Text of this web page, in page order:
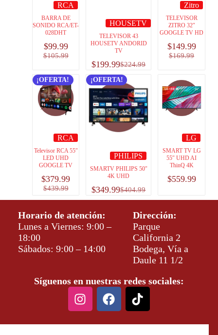
RCA
BARRA DE
SONIDO RCA/ET-
028DHT
$105.99
$99.99
HOUSETV
TELEVISOR 43
HOUSETV ANDORID
TV
$224.99
$199.99
Zitro
TELEVISOR
ZITRO 32″
GOOGLE TV HD
$169.99
$149.99
¡OFERTA!
RCA
Televisor RCA 55″
LED UHD
GOOGLE TV
$439.99
$379.99
¡OFERTA!
PHILIPS
SMARTV PHILIPS 50″
4K UHD
$404.99
$349.99
LG
SMART TV LG
55″ UHD AI
ThinQ 4K
$559.99
Horario de atención:
Lunes a Viernes: 9:00 –
18:00
Sábados: 9:00 – 14:00
Dirección:
Parque
California 2
Bodega, Vía a
Daule 11 1/2
Síguenos en nuestras redes sociales: